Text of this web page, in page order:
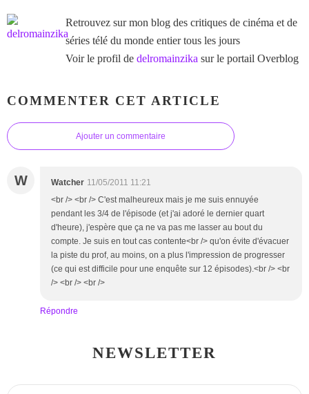
Retrouvez sur mon blog des critiques de cinéma et de
séries télé du monde entier tous les jours
Voir le profil de delromainzika sur le portail Overblog
COMMENTER CET ARTICLE
Ajouter un commentaire
W Watcher 11/05/2011 11:21
<br /> <br /> C'est malheureux mais je me suis ennuyée
pendant les 3/4 de l'épisode (et j'ai adoré le dernier quart
d'heure), j'espère que ça ne va pas me lasser au bout du
compte. Je suis en tout cas contente<br /> qu'on évite d'évacuer
la piste du prof, au moins, on a plus l'impression de progresser
(ce qui est difficile pour une enquête sur 12 épisodes).<br /> <br
/> <br /> <br />
Répondre
NEWSLETTER